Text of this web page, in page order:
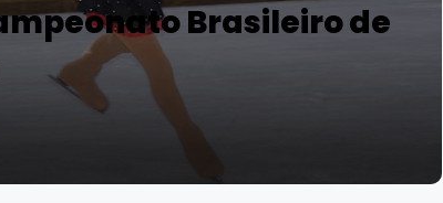
Brasileiro de